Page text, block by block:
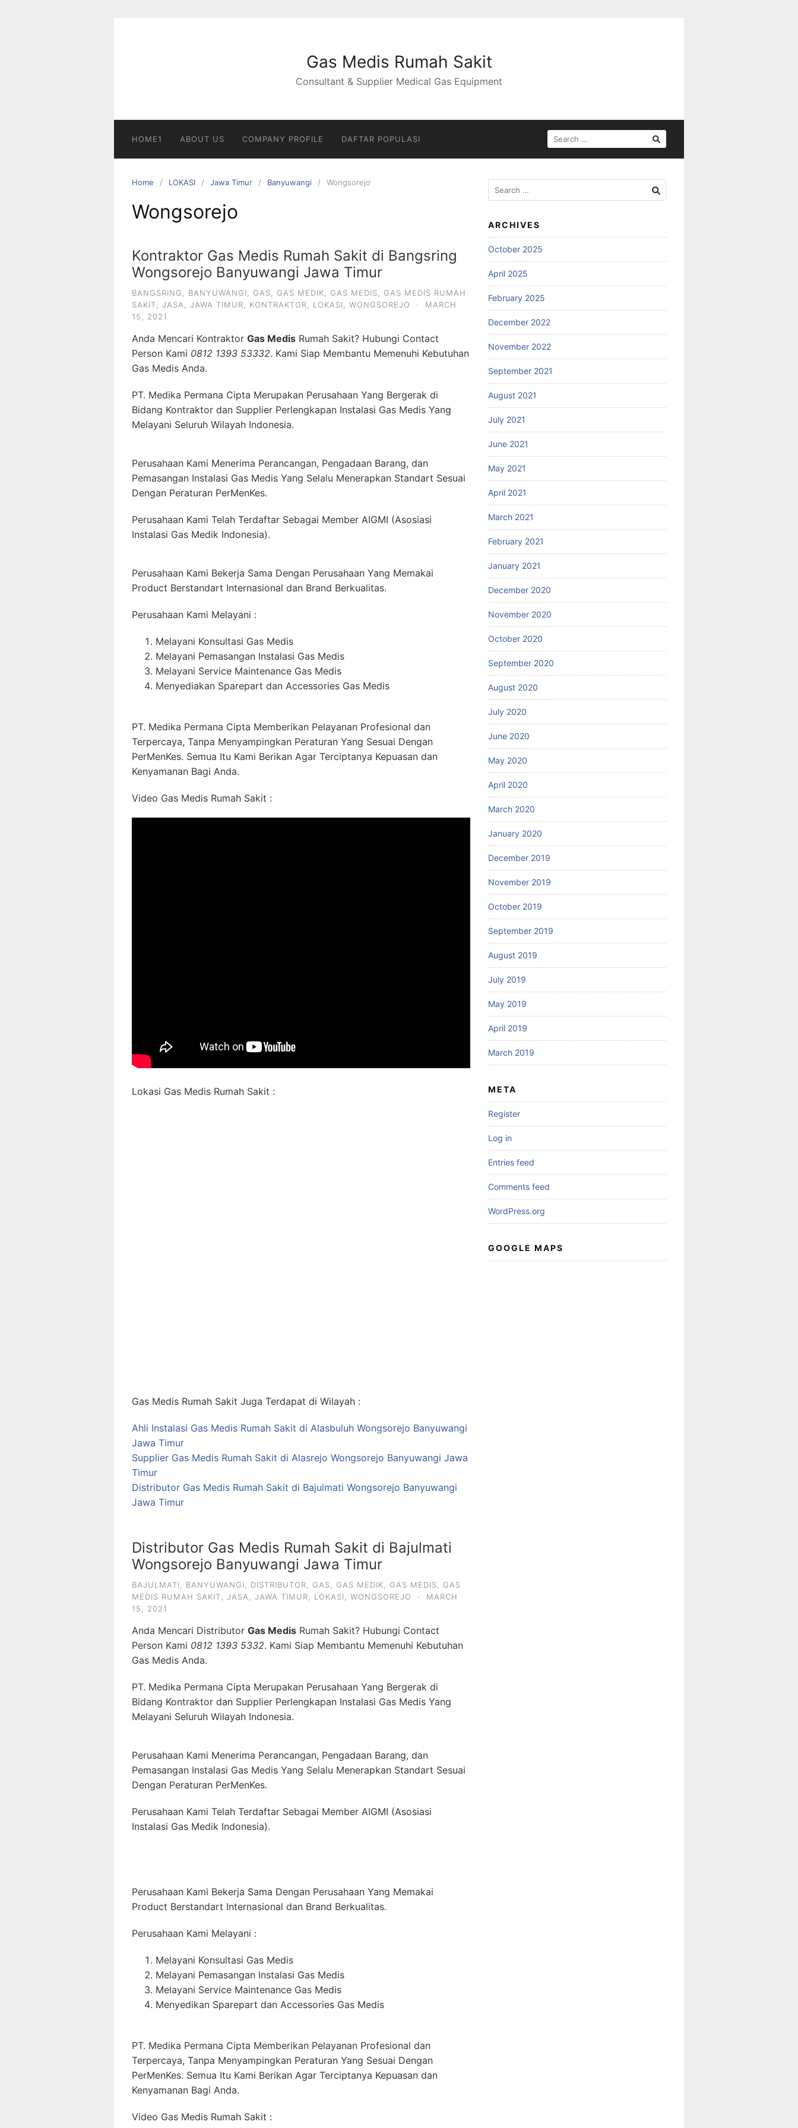
Gas Medis Rumah Sakit
Consultant & Supplier Medical Gas Equipment
HOME1 ABOUT US COMPANY PROFILE DAFTAR POPULASI
SEARCH
FOR:
Home LOKASI Jawa Timur Banyuwangi Wongsorejo
Wongsorejo
Kontraktor Gas Medis Rumah Sakit di Bangsring
Wongsorejo Banyuwangi Jawa Timur
BANGSRING BANYUWANGI GAS GAS MEDIK GAS MEDIS
GAS MEDIS RUMAH
SAKIT
JASA JAWA TIMUR KONTRAKTOR LOKASI WONGSOREJO ·
MARCH
15, 2021
Anda Mencari Kontraktor Gas Medis Rumah Sakit? Hubungi Contact
Person Kami 0812 1393 53332. Kami Siap Membantu Memenuhi Kebutuhan
Gas Medis Anda.
PT. Medika Permana Cipta Merupakan Perusahaan Yang Bergerak di
Bidang Kontraktor dan Supplier Perlengkapan Instalasi Gas Medis Yang
Melayani Seluruh Wilayah Indonesia.
Perusahaan Kami Menerima Perancangan, Pengadaan Barang, dan
Pemasangan Instalasi Gas Medis Yang Selalu Menerapkan Standart Sesuai
Dengan Peraturan PerMenKes.
Perusahaan Kami Telah Terdaftar Sebagai Member AIGMI (Asosiasi
Instalasi Gas Medik Indonesia).
Perusahaan Kami Bekerja Sama Dengan Perusahaan Yang Memakai
Product Berstandart Internasional dan Brand Berkualitas.
Perusahaan Kami Melayani :
Melayani Konsultasi Gas Medis
Melayani Pemasangan Instalasi Gas Medis
Melayani Service Maintenance Gas Medis
Menyediakan Sparepart dan Accessories Gas Medis
PT. Medika Permana Cipta Memberikan Pelayanan Profesional dan
Terpercaya, Tanpa Menyampingkan Peraturan Yang Sesuai Dengan
PerMenKes. Semua Itu Kami Berikan Agar Terciptanya Kepuasan dan
Kenyamanan Bagi Anda.
Video Gas Medis Rumah Sakit :
Lokasi Gas Medis Rumah Sakit :
Gas Medis Rumah Sakit Juga Terdapat di Wilayah :
Ahli Instalasi Gas Medis Rumah Sakit di Alasbuluh Wongsorejo Banyuwangi
Jawa Timur
Supplier Gas Medis Rumah Sakit di Alasrejo Wongsorejo Banyuwangi Jawa
Timur
Distributor Gas Medis Rumah Sakit di Bajulmati Wongsorejo Banyuwangi
Jawa Timur
Distributor Gas Medis Rumah Sakit di Bajulmati
Wongsorejo Banyuwangi Jawa Timur
BAJULMATI BANYUWANGI DISTRIBUTOR GAS GAS MEDIK GAS MEDIS
GAS
MEDIS RUMAH SAKIT
JASA JAWA TIMUR LOKASI WONGSOREJO ·
MARCH
15, 2021
Anda Mencari Distributor Gas Medis Rumah Sakit? Hubungi Contact
Person Kami 0812 1393 5332. Kami Siap Membantu Memenuhi Kebutuhan
Gas Medis Anda.
PT. Medika Permana Cipta Merupakan Perusahaan Yang Bergerak di
Bidang Kontraktor dan Supplier Perlengkapan Instalasi Gas Medis Yang
Melayani Seluruh Wilayah Indonesia.
Perusahaan Kami Menerima Perancangan, Pengadaan Barang, dan
Pemasangan Instalasi Gas Medis Yang Selalu Menerapkan Standart Sesuai
Dengan Peraturan PerMenKes.
Perusahaan Kami Telah Terdaftar Sebagai Member AIGMI (Asosiasi
Instalasi Gas Medik Indonesia).
Perusahaan Kami Bekerja Sama Dengan Perusahaan Yang Memakai
Product Berstandart Internasional dan Brand Berkualitas.
Perusahaan Kami Melayani :
Melayani Konsultasi Gas Medis
Melayani Pemasangan Instalasi Gas Medis
Melayani Service Maintenance Gas Medis
Menyedikan Sparepart dan Accessories Gas Medis
PT. Medika Permana Cipta Memberikan Pelayanan Profesional dan
Terpercaya, Tanpa Menyampingkan Peraturan Yang Sesuai Dengan
PerMenKes. Semua Itu Kami Berikan Agar Terciptanya Kepuasan dan
Kenyamanan Bagi Anda.
Video Gas Medis Rumah Sakit :
Search
for:
ARCHIVES
October 2025
April 2025
February 2025
December 2022
November 2022
September 2021
August 2021
July 2021
June 2021
May 2021
April 2021
March 2021
February 2021
January 2021
December 2020
November 2020
October 2020
September 2020
August 2020
July 2020
June 2020
May 2020
April 2020
March 2020
January 2020
December 2019
November 2019
October 2019
September 2019
August 2019
July 2019
May 2019
April 2019
March 2019
META
Register
Log in
Entries feed
Comments feed
WordPress.org
GOOGLE MAPS